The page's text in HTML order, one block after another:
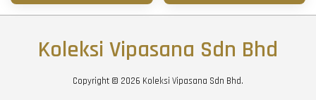
Koleksi Vipasana Sdn Bhd
Copyright © 2026 Koleksi Vipasana Sdn Bhd.